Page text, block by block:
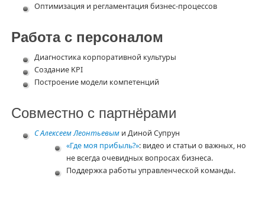
Оптимизация и регламентация бизнес-процессов
Работа с персоналом
Диагностика корпоративной культуры
Создание KPI
Построение модели компетенций
Совместно с партнёрами
С Алексеем Леонтьевыми Диной Супрун
«Где моя прибыль?»: видео и статьи о важных, но
не всегда очевидных вопросах бизнеса.
Поддержка работы управленческой команды.